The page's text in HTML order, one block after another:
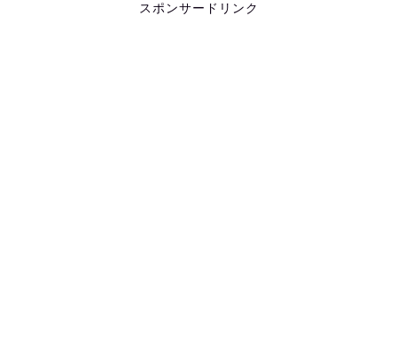
スポンサードリンク